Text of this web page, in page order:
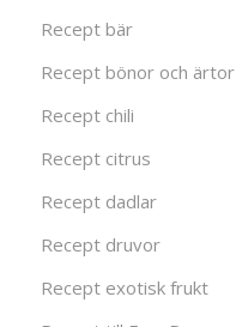
Recept bär
Recept bönor och ärtor
Recept chili
Recept citrus
Recept dadlar
Recept druvor
Recept exotisk frukt